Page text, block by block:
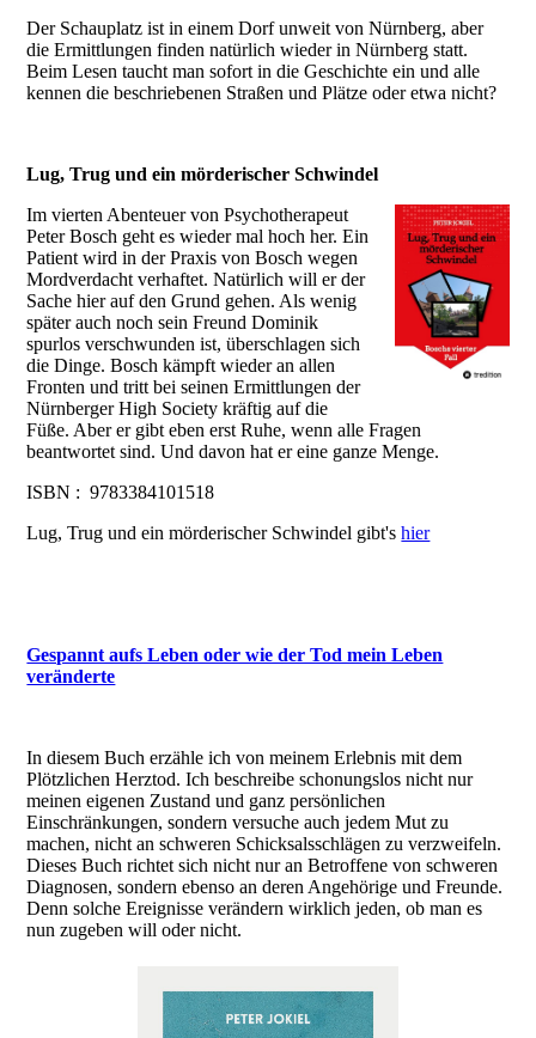
Der Schauplatz ist in einem Dorf unweit von Nürnberg, aber
die Ermittlungen finden natürlich wieder in Nürnberg statt.
Beim Lesen taucht man sofort in die Geschichte ein und alle
kennen die beschriebenen Straßen und Plätze oder etwa nicht?
Lug, Trug und ein mörderischer Schwindel
Im vierten Abenteuer von Psychotherapeut
Peter Bosch geht es wieder mal hoch her. Ein
Patient wird in der Praxis von Bosch wegen
Mordverdacht verhaftet. Natürlich will er der
Sache hier auf den Grund gehen. Als wenig
später auch noch sein Freund Dominik
spurlos verschwunden ist, überschlagen sich
die Dinge. Bosch kämpft wieder an allen
Fronten und tritt bei seinen Ermittlungen der
Nürnberger High Society kräftig auf die
Füße. Aber er gibt eben erst Ruhe, wenn alle Fragen
beantwortet sind. Und davon hat er eine ganze Menge.
ISBN : 9783384101518
Lug, Trug und ein mörderischer Schwindel gibt'shier
Gespannt aufs Leben oder wie der Tod mein Leben
veränderte
In diesem Buch erzähle ich von meinem Erlebnis mit dem
Plötzlichen Herztod. Ich beschreibe schonungslos nicht nur
meinen eigenen Zustand und ganz persönlichen
Einschränkungen, sondern versuche auch jedem Mut zu
machen, nicht an schweren Schicksalsschlägen zu verzweifeln.
Dieses Buch richtet sich nicht nur an Betroffene von schweren
Diagnosen, sondern ebenso an deren Angehörige und Freunde.
Denn solche Ereignisse verändern wirklich jeden, ob man es
nun zugeben will oder nicht.